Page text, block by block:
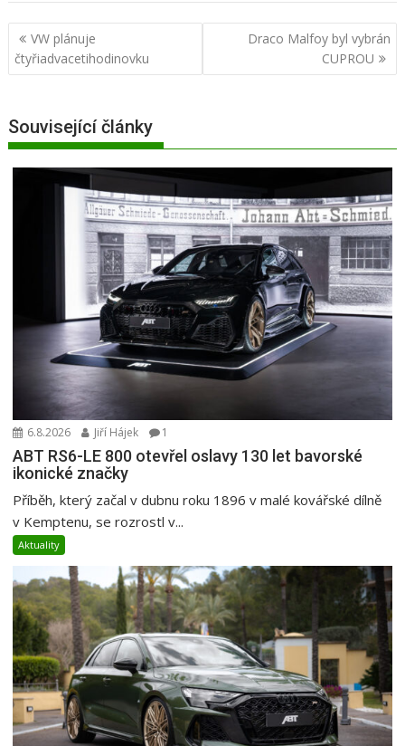
Navigace
pro
příspěvek
VW plánuje
čtyřiadvacetihodinovku
Draco Malfoy byl vybrán
CUPROU
Související články
6.8.2026 Jiří Hájek 1
ABT RS6-LE 800 otevřel oslavy 130 let bavorské
ikonické značky
Příběh, který začal v dubnu roku 1896 v malé kovářské dílně
v Kemptenu, se rozrostl v...
Aktuality